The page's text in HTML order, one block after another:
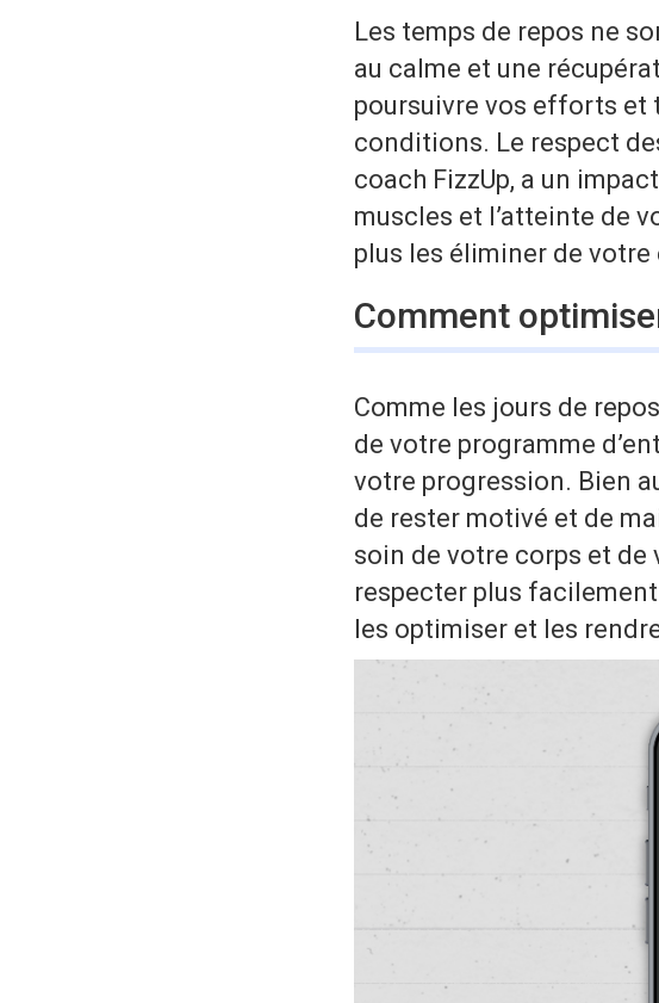
Les temps de repos ne
au calme et une
poursuivre vos efforts et
conditions. Le respect
coach FizzUp, a un
muscles et l’atteinte de
plus les éliminer de
Comment
Comme les jours de
de votre programme
votre progression. Bien
de rester motivé et de
soin de votre corps et
respecter plus
les optimiser et les